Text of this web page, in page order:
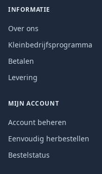
INFORMATIE
Over ons
Kleinbedrijfsprogramma
Betalen
Levering
MIJN ACCOUNT
Account beheren
Eenvoudig herbestellen
Bestelstatus